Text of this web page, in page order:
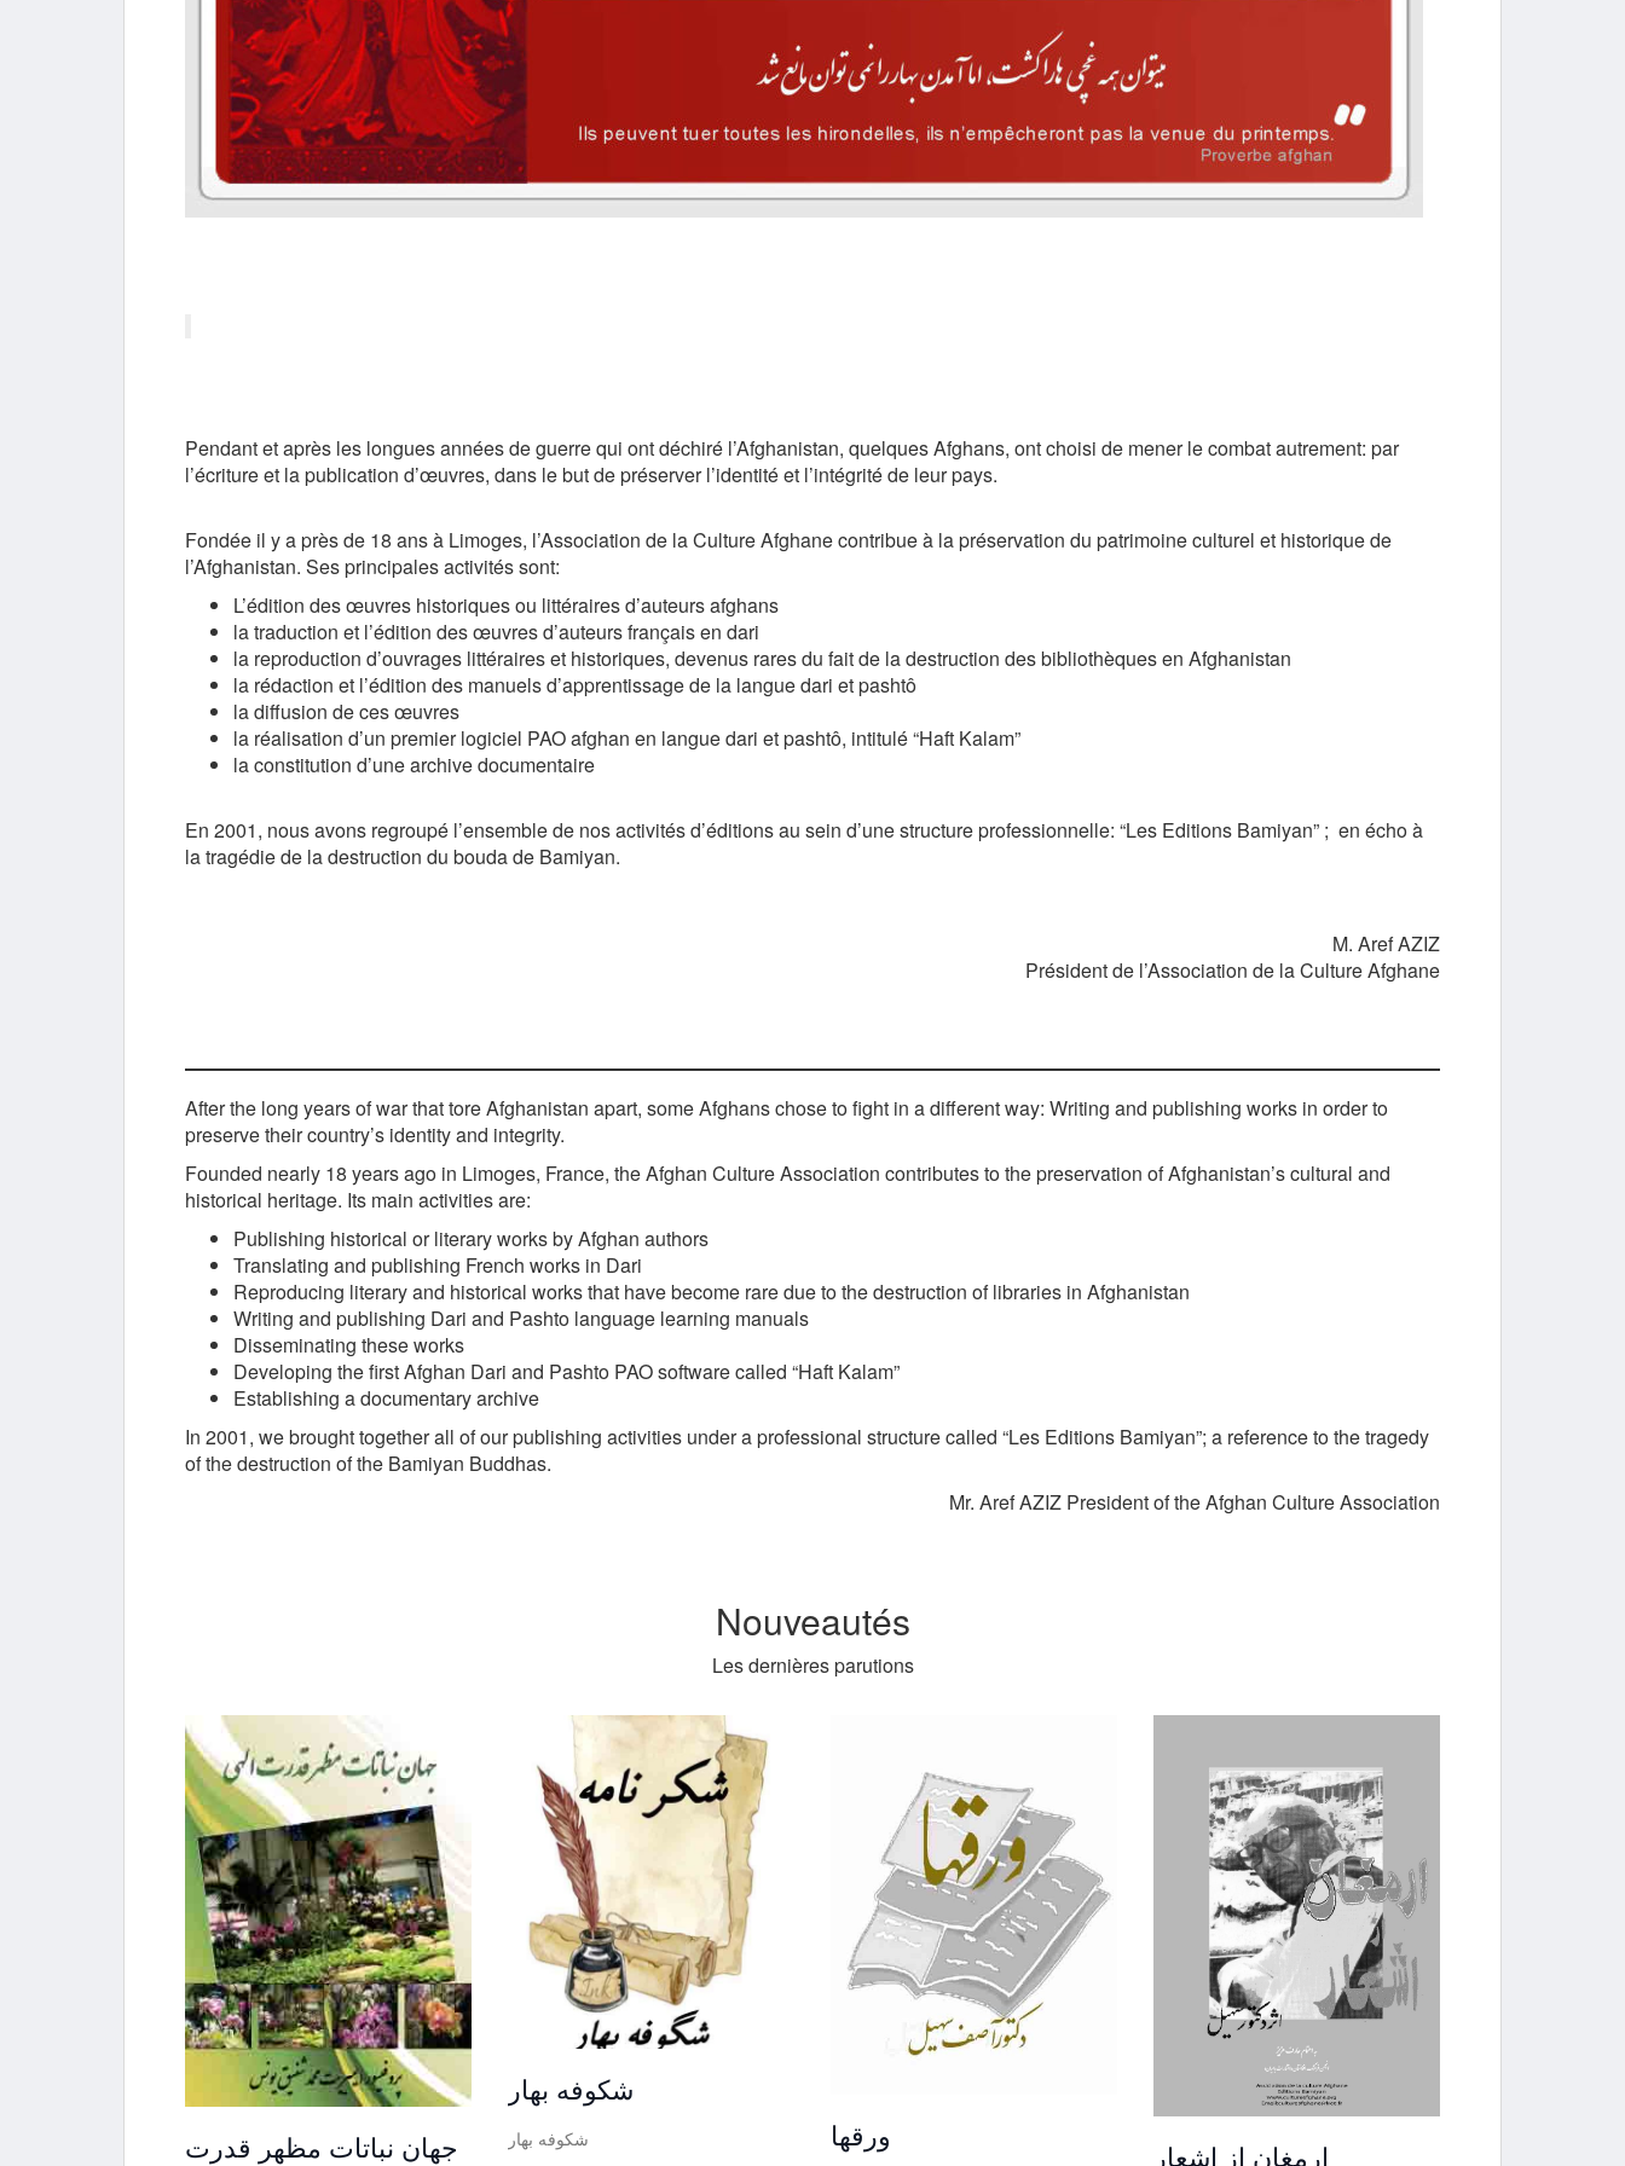
Pendant et après les longues années de guerre qui ont déchiré l’Afghanistan, quelques Afghans, ont choisi de mener le combat autrement: par
l’écriture et la publication d’œuvres, dans le but de préserver l’identité et l’intégrité de leur pays.
Fondée il y a près de 18 ans à Limoges, l’Association de la Culture Afghane contribue à la préservation du patrimoine culturel et historique de
l’Afghanistan. Ses principales activités sont:
L’édition des œuvres historiques ou littéraires d’auteurs afghans
la traduction et l’édition des œuvres d’auteurs français en dari
la reproduction d’ouvrages littéraires et historiques, devenus rares du fait de la destruction des bibliothèques en Afghanistan
la rédaction et l’édition des manuels d’apprentissage de la langue dari et pashtô
la diffusion de ces œuvres
la réalisation d’un premier logiciel PAO afghan en langue dari et pashtô, intitulé “Haft Kalam”
la constitution d’une archive documentaire
En 2001, nous avons regroupé l’ensemble de nos activités d’éditions au sein d’une structure professionnelle: “Les Editions Bamiyan” ; en écho à
la tragédie de la destruction du bouda de Bamiyan.
M. Aref AZIZ
Président de l’Association de la Culture Afghane
After the long years of war that tore Afghanistan apart, some Afghans chose to fight in a different way: Writing and publishing works in order to
preserve their country’s identity and integrity.
Founded nearly 18 years ago in Limoges, France, the Afghan Culture Association contributes to the preservation of Afghanistan’s cultural and
historical heritage. Its main activities are:
Publishing historical or literary works by Afghan authors
Translating and publishing French works in Dari
Reproducing literary and historical works that have become rare due to the destruction of libraries in Afghanistan
Writing and publishing Dari and Pashto language learning manuals
Disseminating these works
Developing the first Afghan Dari and Pashto PAO software called “Haft Kalam”
Establishing a documentary archive
In 2001, we brought together all of our publishing activities under a professional structure called “Les Editions Bamiyan”; a reference to the tragedy
of the destruction of the Bamiyan Buddhas.
Mr. Aref AZIZ President of the Afghan Culture Association
Nouveautés
Les dernières parutions
جهان نباتات مظهر قدرت
شکوفه بهار
شکوفه بهار ورقها
ارمغان از اشعار